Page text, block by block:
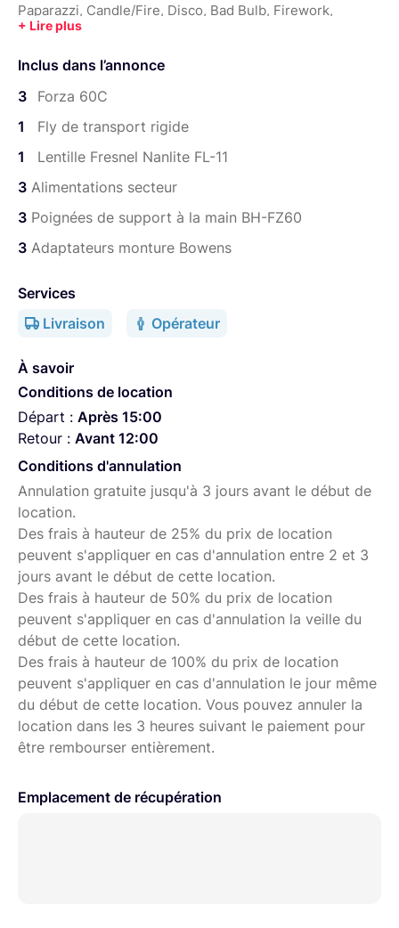
Paparazzi, Candle/Fire, Disco, Bad Bulb, Firework,
Explosion and Welding L'interface de fonctionnement de
en L facilite le réglage avec une rotation de 330° Prise en
charge de l'éclairage constant : adaptateur CC / poignée
de batterie avec piles NPF / batterie de montage en V
avec câble D-tap Plus de méthodes de contrôle : intégré,
2,4 G, Bluetooth, application NANLINK, DMX/RDM.
Ventilateur silencieux et système de contrôle de
du micrologiciel via le port USB sur le corps du luminaire
Inclus dans l’annonce
3
Forza 60C
1
Fly de transport rigide
1
Lentille Fresnel Nanlite FL-11
3 Alimentations secteur
3 Poignées de support à la main BH-FZ60
3 Adaptateurs monture Bowens
Services
Livraison
Opérateur
À savoir
Conditions de location
Départ : Après 15:00
Retour : Avant 12:00
Conditions d'annulation
Annulation gratuite jusqu'à 3 jours avant le début de
location.
Des frais à hauteur de 25% du prix de location
peuvent s'appliquer en cas d'annulation entre 2 et 3
jours avant le début de cette location.
Des frais à hauteur de 50% du prix de location
peuvent s'appliquer en cas d'annulation la veille du
début de cette location.
Des frais à hauteur de 100% du prix de location
peuvent s'appliquer en cas d'annulation le jour même
du début de cette location. Vous pouvez annuler la
location dans les 3 heures suivant le paiement pour
être rembourser entièrement.
Emplacement de récupération